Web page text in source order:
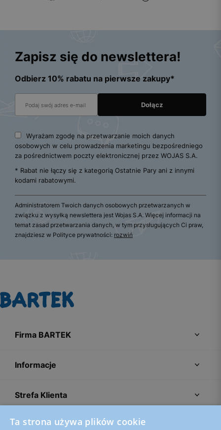
Zapisz się do newslettera!
Odbierz 10% rabatu na pierwsze zakupy*
Wyrażam zgodę na przetwarzanie moich danych
osobowych w celu prowadzenia marketingu bezpośredniego
za pośrednictwem poczty elektronicznej przez WOJAS S.A.
* Rabat nie łączy się z kategorią Ostatnie Pary ani z innymi
kodami rabatowymi.
Administratorem Twoich danych osobowych przetwarzanych w
związku z wysyłką newslettera jest Wojas S.A. Więcej informacji na
temat zasad przetwarzania danych, w tym przysługujących Ci praw,
znajdziesz w Polityce prywatności: rozwiń
Firma BARTEK
Informacje
Strefa Klienta
Porady
Ta strona używa plików cookie